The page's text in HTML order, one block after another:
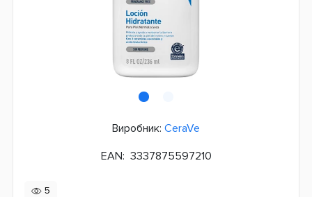
Виробник: CeraVe
EAN: 3337875597210
5